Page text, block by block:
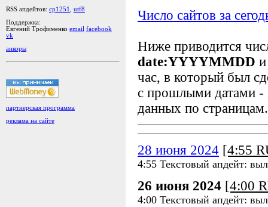
RSS апдейтов: cp1251
utf8
Поддержка:
Евгений Трофименко email facebook
vk
анкоры
партнерская программа
реклама на сайте
Число сайтов за
Ниже приводится
date:YYYYMMDD
час, в который был
с прошлыми датами -
данных по страницам.
28 июня 2024 [4:55
4:55 Текстовый апдейт:
26 июня 2024 [4:00
4:00 Текстовый апдейт: